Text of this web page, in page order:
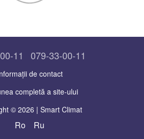
11 079-33-00-11
de contact
completă a site-ului
© 2026 | Smart Climat
Ro Ru